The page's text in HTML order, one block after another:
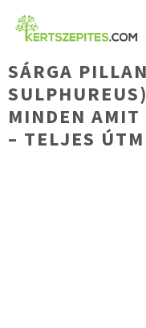
Kilépés
SÁRGA
MINDEN
– TELJES